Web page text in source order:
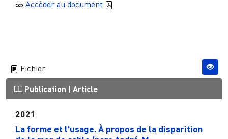
Accèder au document
Fichier
Publication Article
2021
La forme et l'usage. À propos de la disparition